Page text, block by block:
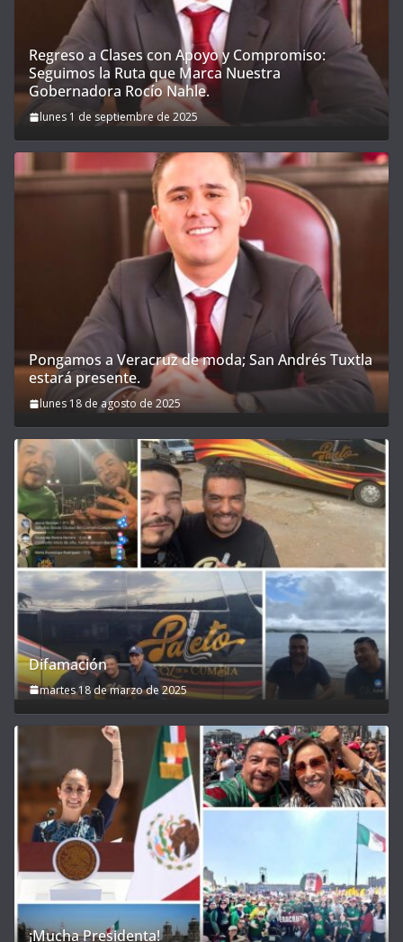
Regreso a Clases con Apoyo y Compromiso:
Seguimos la Ruta que Marca Nuestra
Gobernadora Rocío Nahle.
lunes 1 de septiembre de 2025
Pongamos a Veracruz de moda; San Andrés Tuxtla
estará presente.
lunes 18 de agosto de 2025
Difamación
martes 18 de marzo de 2025
¡Mucha Presidenta!